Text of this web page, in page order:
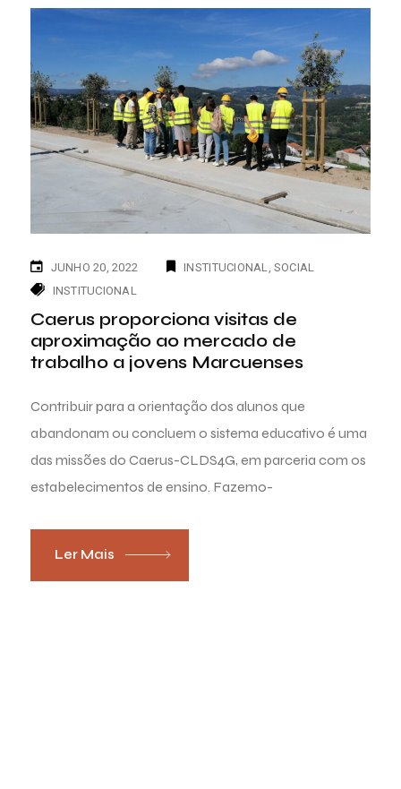
JUNHO 20, 2022 INSTITUCIONAL
SOCIAL
INSTITUCIONAL
Caerus proporciona visitas de
aproximação ao mercado de
trabalho a jovens Marcuenses
Contribuir para a orientação dos alunos que
abandonam ou concluem o sistema educativo é uma
das missões do Caerus-CLDS4G, em parceria com os
estabelecimentos de ensino. Fazemo-
Ler Mais